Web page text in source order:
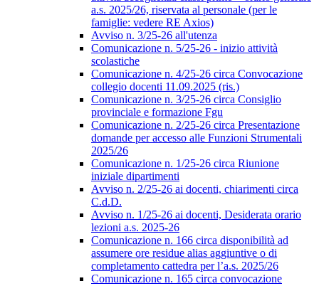
a.s. 2025/26, riservata al personale (per le
famiglie: vedere RE Axios)
Avviso n. 3/25-26 all'utenza
Comunicazione n. 5/25-26 - inizio attività
scolastiche
Comunicazione n. 4/25-26 circa Convocazione
collegio docenti 11.09.2025 (ris.)
Comunicazione n. 3/25-26 circa Consiglio
provinciale e formazione Fgu
Comunicazione n. 2/25-26 circa Presentazione
domande per accesso alle Funzioni Strumentali
2025/26
Comunicazione n. 1/25-26 circa Riunione
iniziale dipartimenti
Avviso n. 2/25-26 ai docenti, chiarimenti circa
C.d.D.
Avviso n. 1/25-26 ai docenti, Desiderata orario
lezioni a.s. 2025-26
Comunicazione n. 166 circa disponibilità ad
assumere ore residue alias aggiuntive o di
completamento cattedra per l’a.s. 2025/26
Comunicazione n. 165 circa convocazione